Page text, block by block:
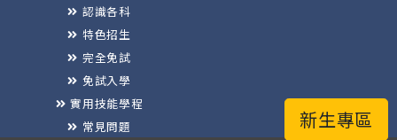
新生專區
認識各科
特色招生
完全免試
免試入學
實用技能學程
常見問題